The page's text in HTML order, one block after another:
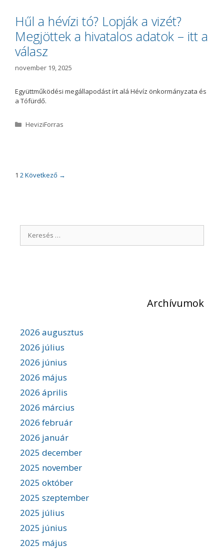
ó
r
a
Hűl a hévízi tó? Lopják a vizét?
Megjöttek a hivatalos adatok – itt a
válasz
november 19, 2025
Együttműködési megállapodást írt alá Hévíz önkormányzata és
a Tófürdő.
K
ó
r
HeviziForras
B1 2Következő →
e
Archívumok
2026 augusztus
2026 július
2026 június
2026 május
2026 április
2026 március
2026 február
2026 január
2025 december
2025 november
2025 október
2025 szeptember
2025 július
2025 június
2025 május